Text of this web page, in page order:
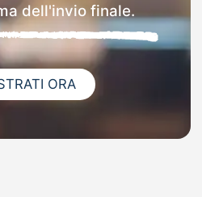
dell'invio finale.
ORA